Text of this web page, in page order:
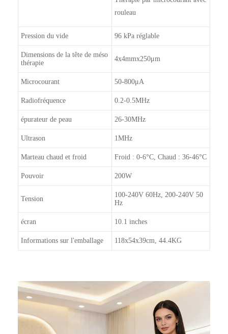
rouleau
Pression du vide 96 kPa réglable
Dimensions de la tête de méso
thérapie
4x4mmx250μm
Microcourant 50-800μA
Radiofréquence 0.2-0.5MHz
épurateur de peau 26-30MHz
Ultrason 1MHz
Marteau chaud et froid Froid : 0-6°C, Chaud : 36-46°C
Pouvoir 200W
Tension
100-240V 60Hz, 200-240V 50
Hz
écran 10.1 inches
Informations sur l'emballage 118x54x39cm, 44.4KG